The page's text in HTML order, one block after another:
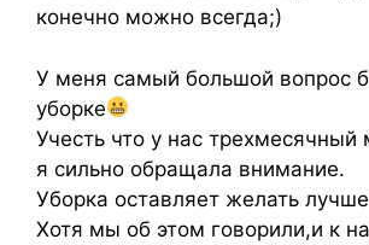
конечно можно всегда;)
У меня самый большой вопрос
уборке
Учесть что у нас
я сильно обращала внимание.
Уборка оставляет желать
Хотя мы об этом говорили,и к